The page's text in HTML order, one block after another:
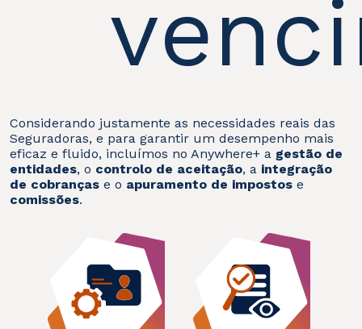
Considerando justamente as necessidades reais das
Seguradoras, e para garantir um desempenho mais
eficaz e fluido, incluímos no Anywhere+ a gestão de
entidades, o controlo de aceitação, a integração
de cobrançase o apuramento de impostos e
comissões.